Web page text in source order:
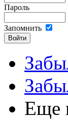
Пароль
Запомнить
Еще